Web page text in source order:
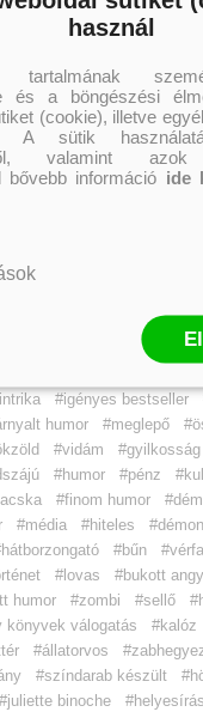
#18+ #veszély
#történelmi
#elgondolkodtató
#igényes bestseller
humor #meglepő
#vidám #gyilkosság
#humor #pénz
#finom humor
#média #hiteles
#bűn
#lovas #bukott
humor #zombi #sellő
könyvek válogatás #kalóz
#állatorvos
#színdarab készült
#juliette binoche #helyesírás
használ
tartalmának
és a böngészési
(cookie), illetve
A sütik
valamint azok
bővebb információ ide